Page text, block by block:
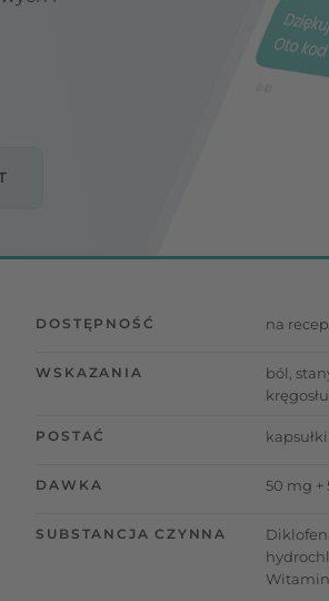
DOSTĘPNOŚĆ na
WSKAZANIA ból,
POSTAĆ
DAWKA 50 mg +
SUBSTANCJA CZYNNA